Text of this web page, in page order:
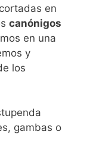
en
canónigos
en una
y
los
gambas o